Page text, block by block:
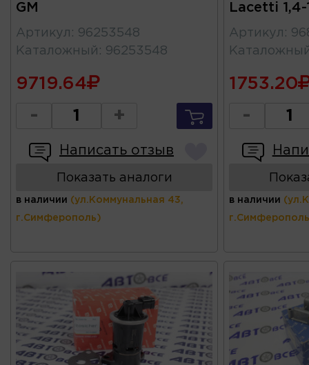
GM
Артикул : 96253548
Каталожный : 96253548
9719.64
- +
Написать отзыв
Показать аналоги
в наличии (ул.Коммунальная 43,
г.Симферополь)
Lacetti 1,4-
Артикул :
1753.20
-
в наличии